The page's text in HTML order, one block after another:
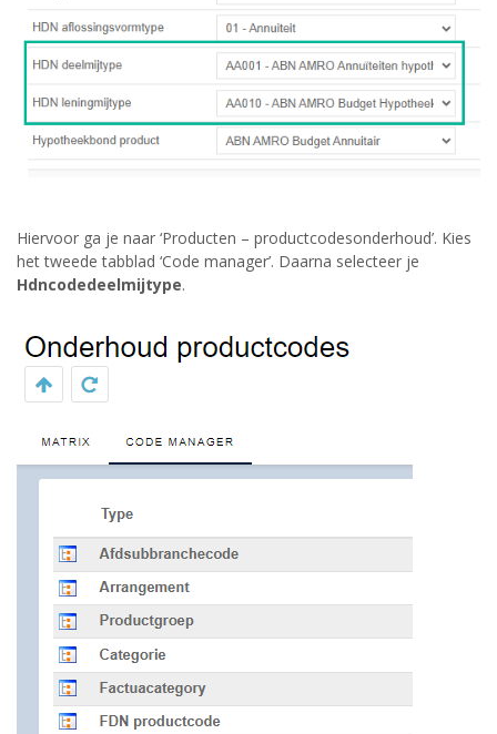
Hiervoor ga je naar ‘Producten – productcodesonderhoud’. Kies
het tweede tabblad ‘Code manager’. Daarna selecteer je
Hdncodedeelmijtype.